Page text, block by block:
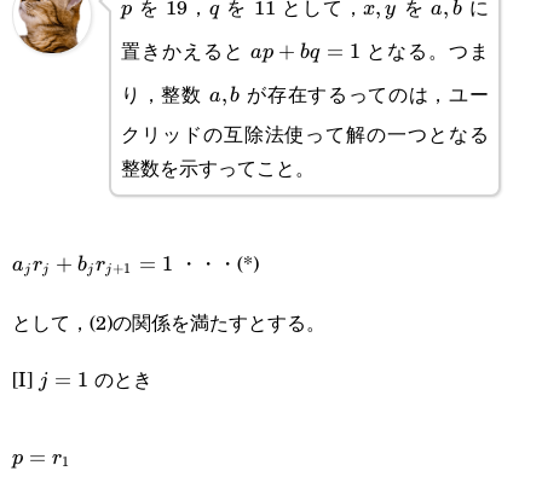
p
p を 19， q
qを 11 として，x,y
x, y をa,b
a, b に
置きかえるとap+bq=1
ap + bq = 1 となる。つま
り，整数 a,b
a, b が存在するってのは，ユー
クリッドの互除法使って解の一つとなる
整数を示すってこと。
a_jr_j+b_jr_{j+1}=1
ajrj + bjrj+1 = 1 ・・・(*)
として，(2)の関係を満たすとする。
[I] j=1
j = 1 のとき
p = r1